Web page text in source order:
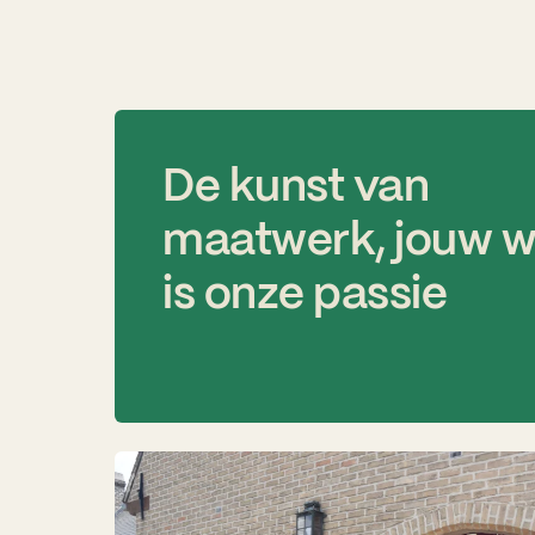
De kunst van
maatwerk, jouw
is onze passie